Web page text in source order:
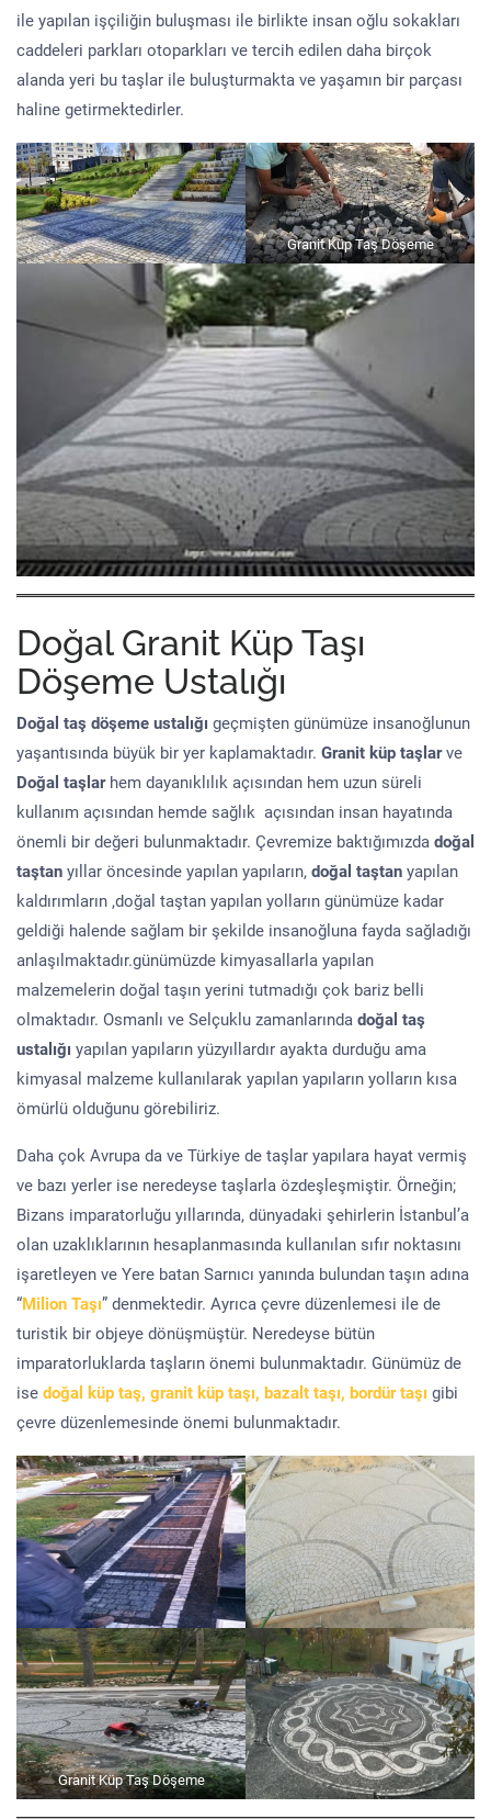
ile yapılan işçiliğin buluşması ile birlikte insan oğlu sokakları
caddeleri parkları otoparkları ve tercih edilen daha birçok
alanda yeri bu taşlar ile buluşturmakta ve yaşamın bir parçası
haline getirmektedirler.
Granit Küp Taş Döşeme
Doğal Granit Küp Taşı
Döşeme Ustalığı
Doğal taş döşeme ustalığı geçmişten günümüze insanoğlunun
yaşantısında büyük bir yer kaplamaktadır. Granit küp taşlarve
Doğal taşlar hem dayanıklılık açısından hem uzun süreli
kullanım açısından hemde sağlık açısından insan hayatında
önemli bir değeri bulunmaktadır. Çevremize baktığımızda doğal
taştan yıllar öncesinde yapılan yapıların, doğal taştan yapılan
kaldırımların ,doğal taştan yapılan yolların günümüze kadar
geldiği halende sağlam bir şekilde insanoğluna fayda sağladığı
anlaşılmaktadır.günümüzde kimyasallarla yapılan
malzemelerin doğal taşın yerini tutmadığı çok bariz belli
olmaktadır. Osmanlı ve Selçuklu zamanlarında doğal taş
ustalığı yapılan yapıların yüzyıllardır ayakta durduğu ama
kimyasal malzeme kullanılarak yapılan yapıların yolların kısa
ömürlü olduğunu görebiliriz.
Daha çok Avrupa da ve Türkiye de taşlar yapılara hayat vermiş
ve bazı yerler ise neredeyse taşlarla özdeşleşmiştir. Örneğin;
Bizans imparatorluğu yıllarında, dünyadaki şehirlerin İstanbul’a
olan uzaklıklarının hesaplanmasında kullanılan sıfır noktasını
işaretleyen ve Yere batan Sarnıcı yanında bulundan taşın adına
“Milion Taşı” denmektedir. Ayrıca çevre düzenlemesi ile de
turistik bir objeye dönüşmüştür. Neredeyse bütün
imparatorluklarda taşların önemi bulunmaktadır. Günümüz de
ise doğal küp taş, granit küp taşı, bazalt taşı, bordür taşı gibi
çevre düzenlemesinde önemi bulunmaktadır.
Granit Küp Taş Döşeme